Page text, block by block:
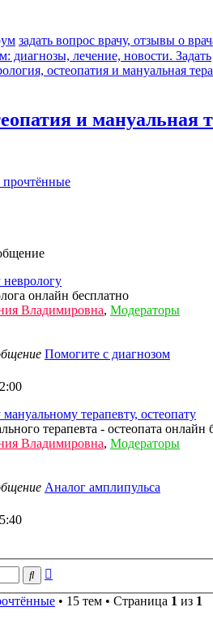
задать вопрос врачу, отзывы о
диагнозы, лечение, новости. Задать
остеопатия и мануальная
и мануальная
неврологу
онлайн бесплатно
Владимировна, Модераторы
Помогите с диагнозом
мануальному терапевту, остеопату
терапевта - остеопата онлайн
Владимировна, Модераторы
Аналог амплипульса
Поиск
• 15 тем • Страница 1 из 1